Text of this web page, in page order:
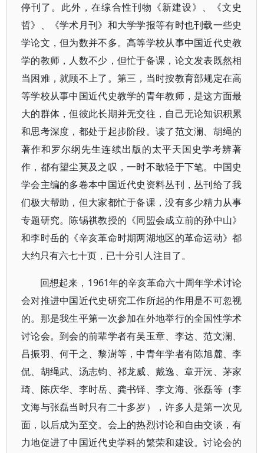
停刊了。此外，在综合性刊物《新建设》、《文史
哲》、《学术月刊》和大学学报等有时也刊载一些史
学论文，但为数并不多。高等学校从事中国近代史教
学的教师，人数不少，但忙于备课，论文发表既然相
当困难，就顾不上了。第三，当时按教育部规定在高
等学校从事中国近代史教学的青年教师，是这方面最
大的群体，但彼此长期并无交往，自己无论知识积累
和思考深度，都处于起步阶段。读了范文澜、胡绳的
著作和罗尔纲先生连续出版的太平天国史学考辨著
作，都有望尘莫及之叹，一时不敢轻于下笔。中国史
学会主编的多卷本中国近代史资料丛刊，丛刊给了我
们极大帮助，但大家都忙于备课，没有多少精力从事
专题研究。陈锡祺教授的《同盟会成立前的孙中山》
和李时岳的《辛亥革命时期两湖地区的革命运动》都
大约只有六七十页，已十分引人注目了。
回想起来，1961年的辛亥革命六十周年学术讨论
会对推进中国近代史研究工作所起的作用是不可忽视
的。那是我生平第一次参加在外地举行的全国性学术
讨论会。到会的前辈学者有吴玉章、李达、范文澜、
吕振羽、何干之、黎澍等，中青年学者有陈旭麓、李
侃、胡绳武、汤志钧、祁龙威、戴逸、章开沅、茅家
琦、陈庆华、李时岳、龚书铎、李文海、张磊等（李
文海与张磊当时只有二十多岁），许多人是第一次见
面，以后成为至交。会上的热烈讨论和自由交谈，有
力地促进了中国近代史学科的繁荣和建设。讨论会的